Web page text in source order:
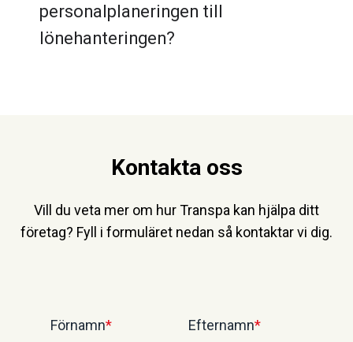
personalplaneringen till
lönehanteringen?
Kontakta oss
Vill du veta mer om hur Transpa kan hjälpa ditt
företag? Fyll i formuläret nedan så kontaktar vi dig.
Förnamn* Efternamn*